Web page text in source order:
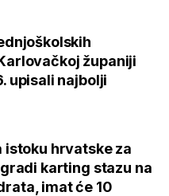
županiji
upisali najbolji
istoku hrvatske za
karting stazu na
imat će 10